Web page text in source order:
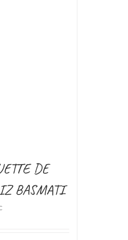
DE
BASMATI